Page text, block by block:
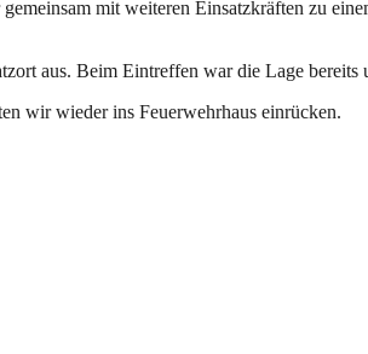
mit weiteren Einsatzkräften zu
aus. Beim Eintreffen war die Lage
wir wieder ins Feuerwehrhaus einrücken.